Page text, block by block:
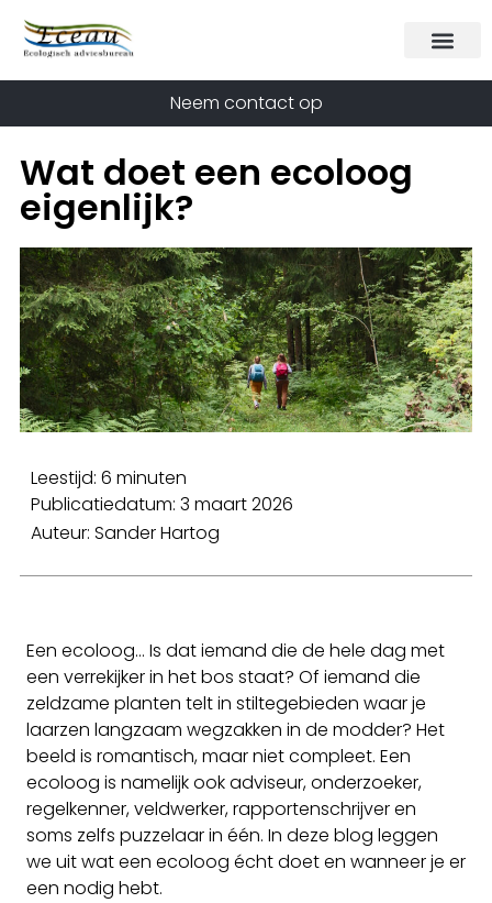
Neem contact op
Wat doet een ecoloog
eigenlijk?
Leestijd: 6 minuten
Publicatiedatum: 3 maart 2026
Auteur: Sander Hartog
Een ecoloog… Is dat iemand die de hele dag met
een verrekijker in het bos staat? Of iemand die
zeldzame planten telt in stiltegebieden waar je
laarzen langzaam wegzakken in de modder? Het
beeld is romantisch, maar niet compleet. Een
ecoloog is namelijk ook adviseur, onderzoeker,
regelkenner, veldwerker, rapportenschrijver en
soms zelfs puzzelaar in één. In deze blog leggen
we uit wat een ecoloog écht doet en wanneer je er
een nodig hebt.